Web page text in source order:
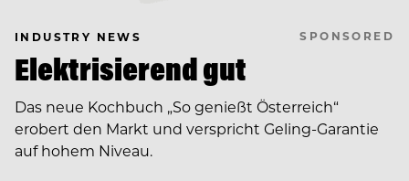
INDUSTRY NEWS SPONSORED
Elektrisierend gut
Das neue Kochbuch „So genießt Österreich“
erobert den Markt und verspricht Geling-Garantie
auf hohem Niveau.